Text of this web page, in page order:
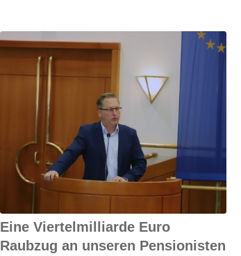
Eine Viertelmilliarde Euro
Raubzug an unseren Pensionisten